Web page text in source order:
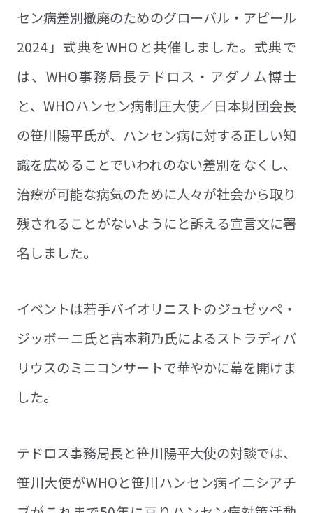
セン病差別撤廃のためのグローバル・アピール
2024」式典をWHOと共催しました。式典で
は、WHO事務局長テドロス・アダノム博士
と、WHOハンセン病制圧大使／日本財団会長
の笹川陽平氏が、ハンセン病に対する正しい知
識を広めることでいわれのない差別をなくし、
治療が可能な病気のために人々が社会から取り
残されることがないようにと訴える宣言文に署
名しました。
イベントは若手バイオリニストのジュゼッペ・
ジッボーニ氏と吉本莉乃氏によるストラディバ
リウスのミニコンサートで華やかに幕を開けま
した。
テドロス事務局長と笹川陽平大使の対談では、
笹川大使がWHOと笹川ハンセン病イニシアチ